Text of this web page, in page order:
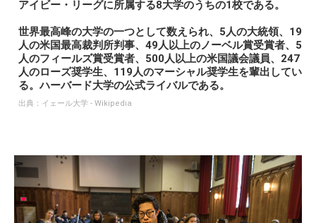
アイビー・リーグに所属する8大学のうちの1校である。
世界最高峰の大学の一つとして数えられ、5人の大統領、19
人の米国最高裁判所判事、49人以上のノーベル賞受賞者、5
人のフィールズ賞受賞者、500人以上の米国議会議員、247
人のローズ奨学生、119人のマーシャル奨学生を輩出してい
る。ハーバード大学の公式ライバルである。
出典： イェール大学 - Wikipedia